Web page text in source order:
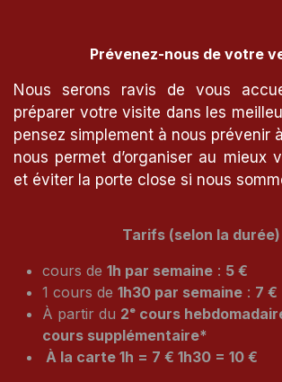
Prévenez-nous de votre
Nous serons ravis de vous
préparer votre visite dans les
pensez simplement à nous prévenir
nous permet d’organiser au mieux
et éviter la porte close si nous
Tarifs (selon la durée)
cours de 1h par semaine : 5 €
1 cours de 1h30 par semaine : 7 €
À partir du 2ᵉ cours
cours supplémentaire*
À la carte 1h = 7 € 1h30 = 10 €